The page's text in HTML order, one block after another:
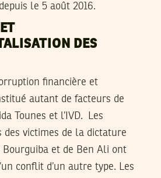
le 5 août 2016.
DES
financière et
autant de facteurs de
Tounes et l’IVD. Les
des victimes de la dictature
et de Ben Ali ont
conflit d’un autre type. Les